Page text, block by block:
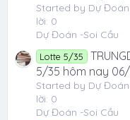
Started by Dự Đoán
lời: 0
Dự Đoán -Soi Cầu
Lotte 5/35
5/35 hôm nay
Started by Dự Đoán
lời: 0
Dự Đoán -Soi Cầu